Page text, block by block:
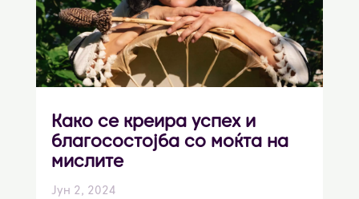
Како се креира успех и
благосостојба со моќта на
мислите
Јун 2, 2024